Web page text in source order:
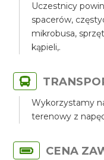
Uczestnicy
spacerów,
mikrobusa,
kąpieli,.
Wykorzystamy
terenowy z
CENA